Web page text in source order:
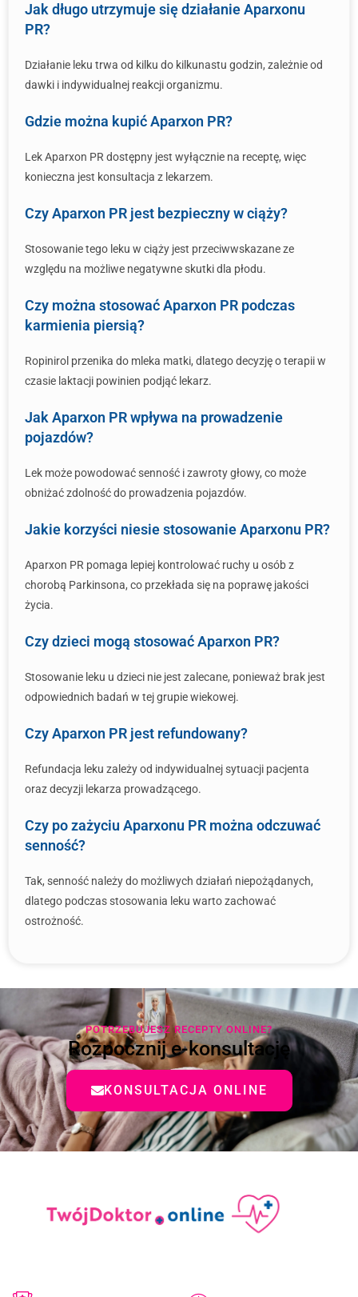
Jak długo utrzymuje się działanie Aparxonu
PR?
Działanie leku trwa od kilku do kilkunastu godzin, zależnie od
dawki i indywidualnej reakcji organizmu.
Gdzie można kupić Aparxon PR?
Lek Aparxon PR dostępny jest wyłącznie na receptę, więc
konieczna jest konsultacja z lekarzem.
Czy Aparxon PR jest bezpieczny w ciąży?
Stosowanie tego leku w ciąży jest przeciwwskazane ze
względu na możliwe negatywne skutki dla płodu.
Czy można stosować Aparxon PR podczas
karmienia piersią?
Ropinirol przenika do mleka matki, dlatego decyzję o terapii w
czasie laktacji powinien podjąć lekarz.
Jak Aparxon PR wpływa na prowadzenie
pojazdów?
Lek może powodować senność i zawroty głowy, co może
obniżać zdolność do prowadzenia pojazdów.
Jakie korzyści niesie stosowanie Aparxonu PR?
Aparxon PR pomaga lepiej kontrolować ruchy u osób z
chorobą Parkinsona, co przekłada się na poprawę jakości
życia.
Czy dzieci mogą stosować Aparxon PR?
Stosowanie leku u dzieci nie jest zalecane, ponieważ brak jest
odpowiednich badań w tej grupie wiekowej.
Czy Aparxon PR jest refundowany?
Refundacja leku zależy od indywidualnej sytuacji pacjenta
oraz decyzji lekarza prowadzącego.
Czy po zażyciu Aparxonu PR można odczuwać
senność?
Tak, senność należy do możliwych działań niepożądanych,
dlatego podczas stosowania leku warto zachować
ostrożność.
POTRZEBUJESZ RECEPTY ONLINE?
Rozpocznij e-konsultację
KONSULTACJA ONLINE